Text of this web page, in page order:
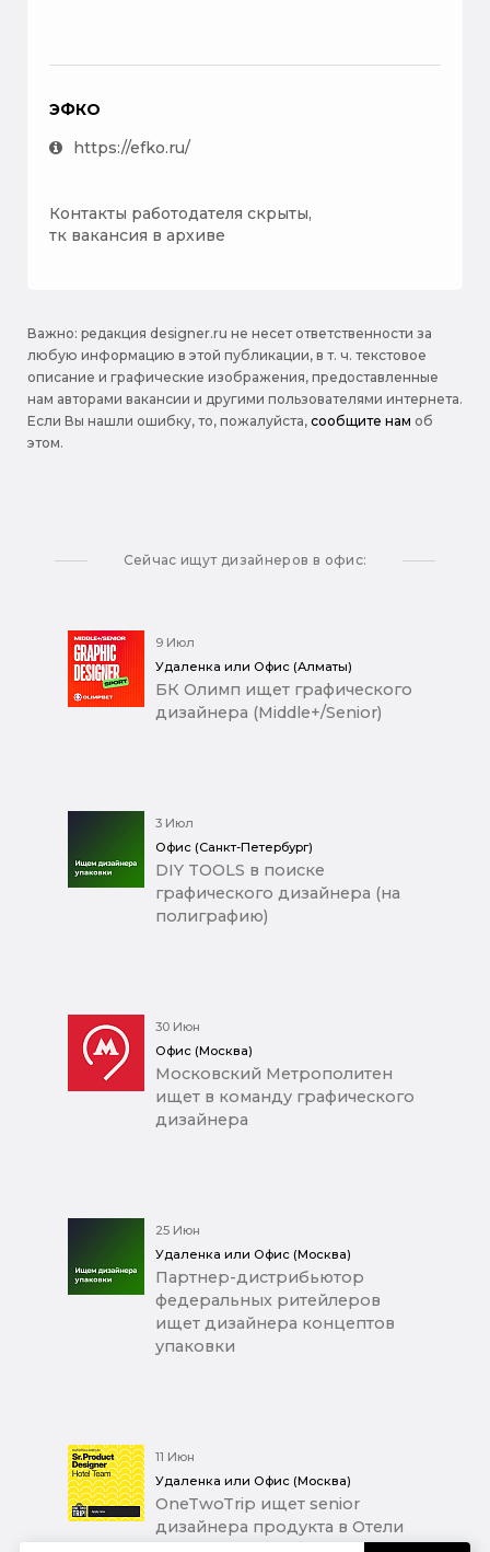
ЭФКО
https://efko.ru/
Контакты работодателя скрыты,
тк вакансия в архиве
Важно: pедакция designer.ru не несет ответственности за
любую информацию в этой публикации, в т. ч. текстовое
описание и графические изображения, предоставленные
нам авторами вакансии и другими пользователями интернета.
Если Вы нашли ошибку, то, пожалуйста, сообщите нам об
этом.
Сейчас ищут дизайнеров в офис:
9 Июл
Удаленка или Офис (Алматы)
БК Олимп ищет графического
дизайнера (Middle+/Senior)
3 Июл
Офис (Санкт-Петербург)
DIY TOOLS в поиске
графического дизайнера (на
полиграфию)
30 Июн
Офис (Москва)
Московский Метрополитен
ищет в команду графического
дизайнера
25 Июн
Удаленка или Офис (Москва)
Партнер-дистрибьютор
федеральных ритейлеров
ищет дизайнера концептов
упаковки
11 Июн
Удаленка или Офис (Москва)
OneTwoTrip ищет senior
дизайнера продукта в Отели